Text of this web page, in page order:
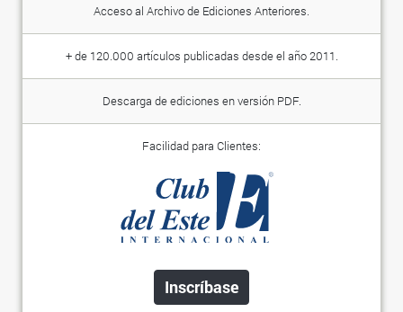
Acceso al Archivo de Ediciones Anteriores.
+ de 120.000 artículos publicadas desde el año 2011.
Descarga de ediciones en versión PDF.
Facilidad para Clientes:
Inscríbase